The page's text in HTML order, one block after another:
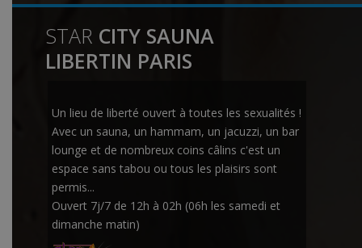
STAR CITY SAUNA
LIBERTIN PARIS
Un lieu de liberté ouvert à toutes les sexualités !
Avec un sauna, un hammam, un jacuzzi, un bar
lounge et de nombreux coins câlins c'est un
espace sans tabou ou tous les plaisirs sont
permis...
Ouvert 7j/7 de 12h à 02h (06h les samedi et
dimanche matin)